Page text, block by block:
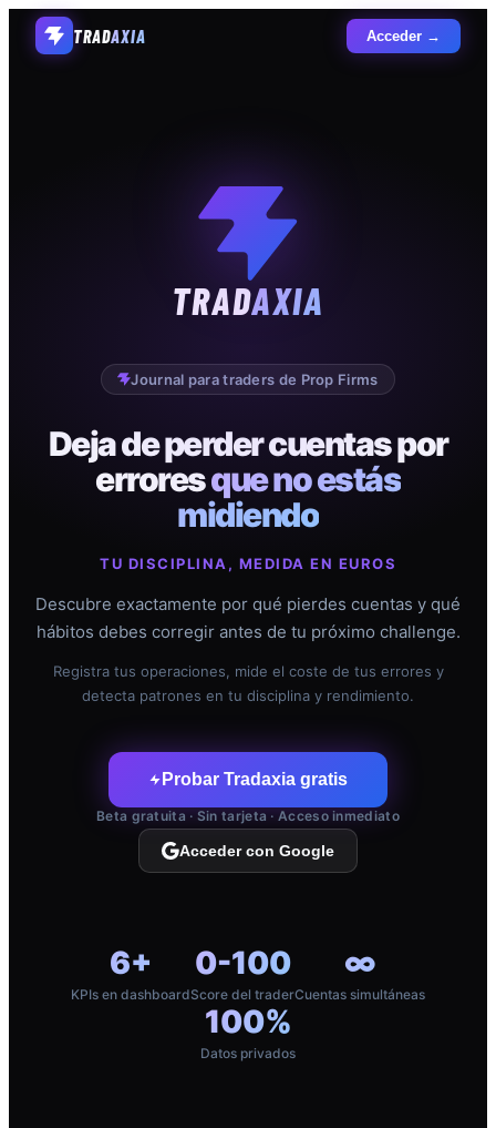
TRADAXIA Acceder →
TRADAXIA
Journal para traders de Prop Firms
Deja de perder cuentas por
erroresque no estás
midiendo
TU DISCIPLINA, MEDIDA EN EUROS
Descubre exactamente por qué pierdes cuentas y qué
hábitos debes corregir antes de tu próximo challenge.
Registra tus operaciones, mide el coste de tus errores y
detecta patrones en tu disciplina y rendimiento.
Probar Tradaxia gratis
Beta gratuita · Sin tarjeta · Acceso inmediato
Acceder con Google
6+
KPIs en dashboard
0-100
Score del trader
∞
Cuentas simultáneas
100%
Datos privados